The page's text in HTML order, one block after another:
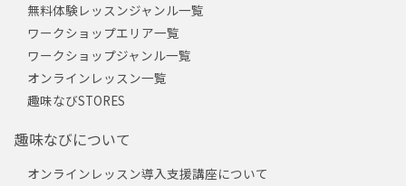
無料体験レッスンジャンル一覧
ワークショップエリア一覧
ワークショップジャンル一覧
オンラインレッスン一覧
趣味なびSTORES
趣味なびについて
オンラインレッスン導入支援講座について